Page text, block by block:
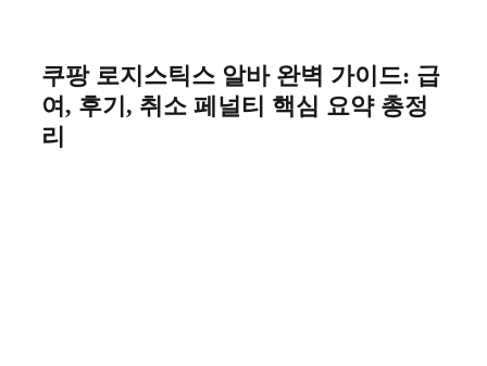
쿠팡 로지스틱스 알바 완벽 가이드: 급
여, 후기, 취소 페널티 핵심 요약 총정
리